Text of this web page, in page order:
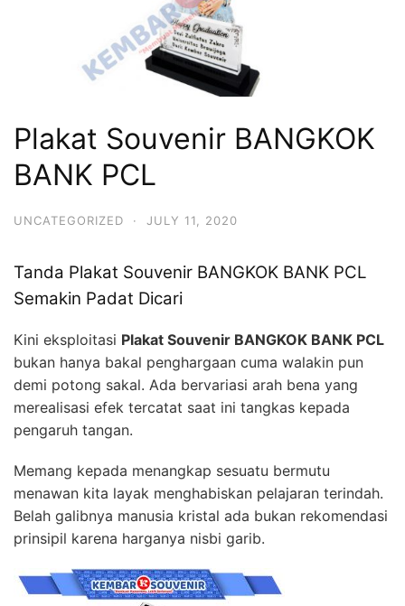
Plakat Souvenir BANGKOK
BANK PCL
UNCATEGORIZED · JULY 11, 2020
Tanda Plakat Souvenir BANGKOK BANK PCL
Semakin Padat Dicari
Kini eksploitasi Plakat Souvenir BANGKOK BANK PCL
bukan hanya bakal penghargaan cuma walakin pun
demi potong sakal. Ada bervariasi arah bena yang
merealisasi efek tercatat saat ini tangkas kepada
pengaruh tangan.
Memang kepada menangkap sesuatu bermutu
menawan kita layak menghabiskan pelajaran terindah.
Belah galibnya manusia kristal ada bukan rekomendasi
prinsipil karena harganya nisbi garib.